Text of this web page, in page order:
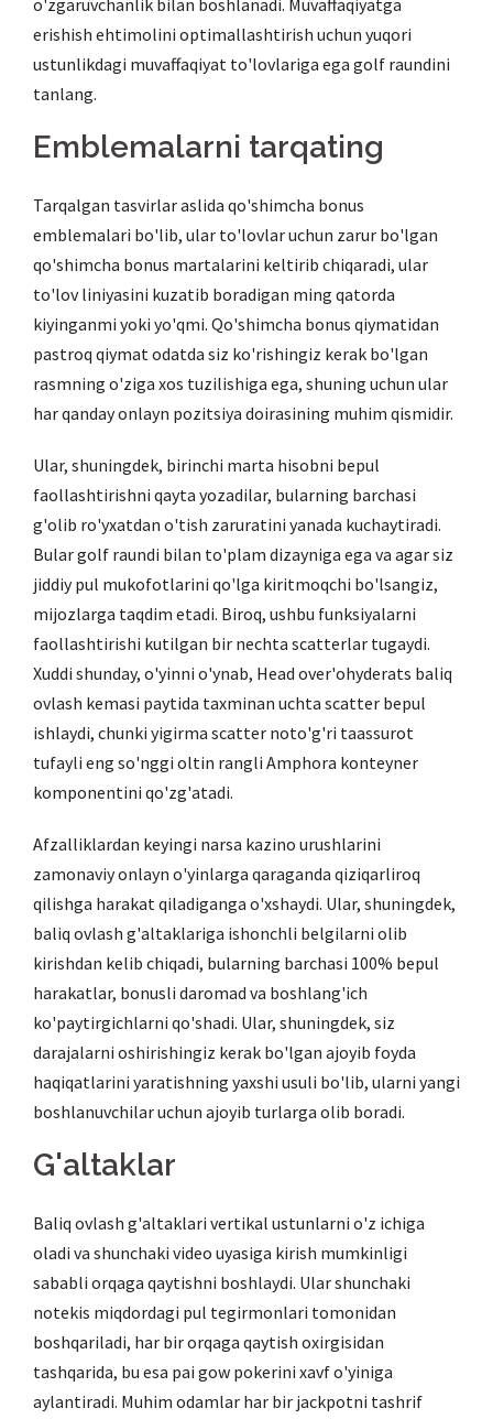
o'zgaruvchanlik bilan boshlanadi. Muvaffaqiyatga
erishish ehtimolini optimallashtirish uchun yuqori
ustunlikdagi muvaffaqiyat to'lovlariga ega golf raundini
tanlang.
Emblemalarni tarqating
Tarqalgan tasvirlar aslida qo'shimcha bonus
emblemalari bo'lib, ular to'lovlar uchun zarur bo'lgan
qo'shimcha bonus martalarini keltirib chiqaradi, ular
to'lov liniyasini kuzatib boradigan ming qatorda
kiyinganmi yoki yo'qmi. Qo'shimcha bonus qiymatidan
pastroq qiymat odatda siz ko'rishingiz kerak bo'lgan
rasmning o'ziga xos tuzilishiga ega, shuning uchun ular
har qanday onlayn pozitsiya doirasining muhim qismidir.
Ular, shuningdek, birinchi marta hisobni bepul
faollashtirishni qayta yozadilar, bularning barchasi
g'olib ro'yxatdan o'tish zaruratini yanada kuchaytiradi.
Bular golf raundi bilan to'plam dizayniga ega va agar siz
jiddiy pul mukofotlarini qo'lga kiritmoqchi bo'lsangiz,
mijozlarga taqdim etadi. Biroq, ushbu funksiyalarni
faollashtirishi kutilgan bir nechta scatterlar tugaydi.
Xuddi shunday, o'yinni o'ynab, Head over'ohyderats baliq
ovlash kemasi paytida taxminan uchta scatter bepul
ishlaydi, chunki yigirma scatter noto'g'ri taassurot
tufayli eng so'nggi oltin rangli Amphora konteyner
komponentini qo'zg'atadi.
Afzalliklardan keyingi narsa kazino urushlarini
zamonaviy onlayn o'yinlarga qaraganda qiziqarliroq
qilishga harakat qiladiganga o'xshaydi. Ular, shuningdek,
baliq ovlash g'altaklariga ishonchli belgilarni olib
kirishdan kelib chiqadi, bularning barchasi 100% bepul
harakatlar, bonusli daromad va boshlang'ich
ko'paytirgichlarni qo'shadi. Ular, shuningdek, siz
darajalarni oshirishingiz kerak bo'lgan ajoyib foyda
haqiqatlarini yaratishning yaxshi usuli bo'lib, ularni yangi
boshlanuvchilar uchun ajoyib turlarga olib boradi.
G'altaklar
Baliq ovlash g'altaklari vertikal ustunlarni o'z ichiga
oladi va shunchaki video uyasiga kirish mumkinligi
sababli orqaga qaytishni boshlaydi. Ular shunchaki
notekis miqdordagi pul tegirmonlari tomonidan
boshqariladi, har bir orqaga qaytish oxirgisidan
tashqarida, bu esa pai gow pokerini xavf o'yiniga
aylantiradi. Muhim odamlar har bir jackpotni tashrif